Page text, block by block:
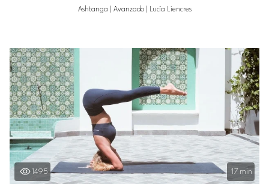
Ashtanga Avanzado Lucía Liencres
1495 17 min